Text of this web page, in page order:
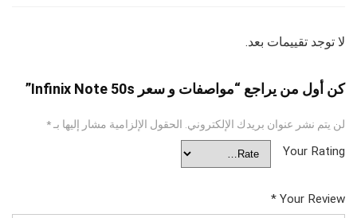
لا توجد تقييمات بعد.
كن أول من يراجع “مواصفات و سعر Infinix Note 50s”
لن يتم نشر عنوان بريدك الإلكتروني. الحقول الإلزامية مشار إليها بـ*
Your Rating
Your Review
*